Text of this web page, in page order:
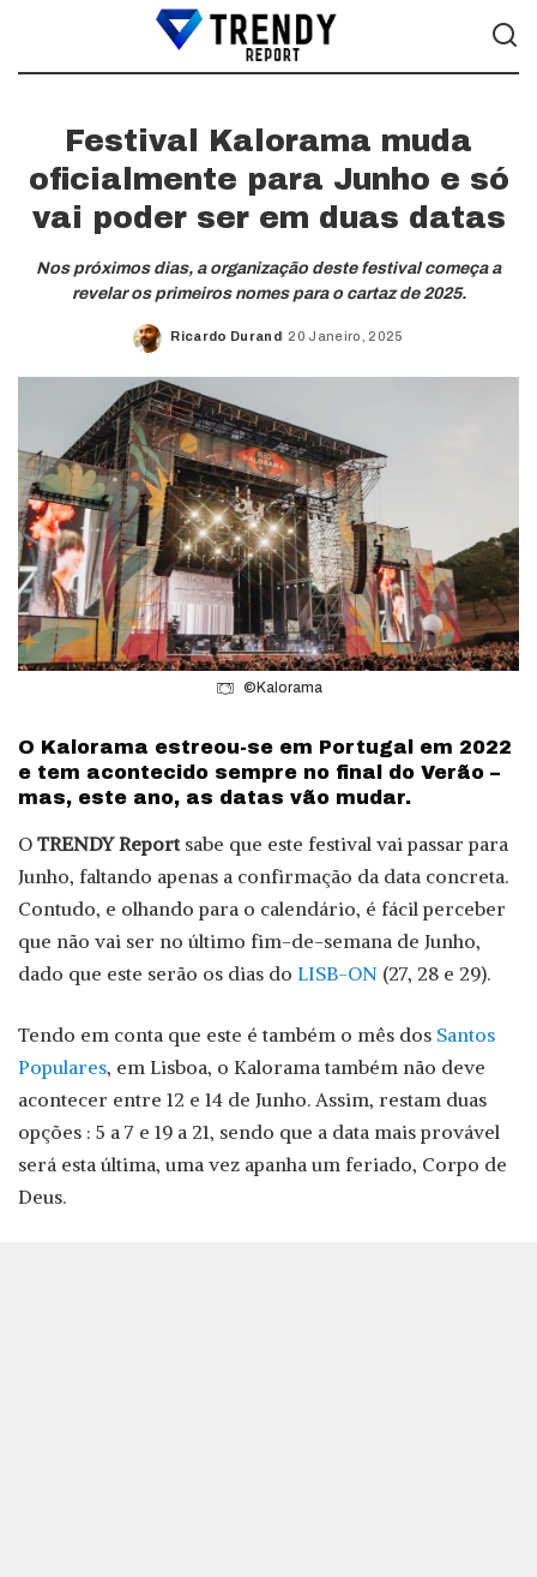
Festival Kalorama muda
oficialmente para Junho e só
vai poder ser em duas datas
Nos próximos dias, a organização deste festival começa a
revelar os primeiros nomes para o cartaz de 2025.
Posted
Ricardo Durand 20 Janeiro, 2025
©Kalorama
O Kalorama estreou-se em Portugal em 2022
e tem acontecido sempre no final do Verão –
mas, este ano, as datas vão mudar.
O TRENDY Reportsabe que este festival vai passar para
Junho, faltando apenas a confirmação da data concreta.
Contudo, e olhando para o calendário, é fácil perceber
que não vai ser no último fim-de-semana de Junho,
dado que este serão os dias do LISB-ON (27, 28 e 29).
Tendo em conta que este é também o mês dos Santos
Populares, em Lisboa, o Kalorama também não deve
acontecer entre 12 e 14 de Junho. Assim, restam duas
opções : 5 a 7 e 19 a 21, sendo que a data mais provável
será esta última, uma vez apanha um feriado, Corpo de
Deus.